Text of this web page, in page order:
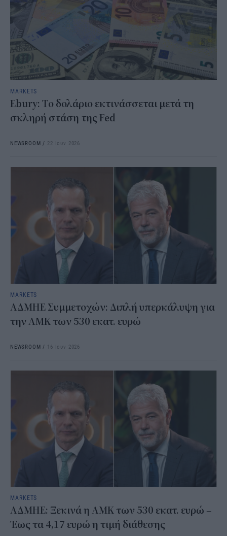
MARKETS
Ebury: Το δολάριο εκτινάσσεται μετά τη
σκληρή στάση της Fed
NEWSROOM / 22 Ιουν 2026
MARKETS
ΑΔΜΗΕ Συμμετοχών: Διπλή υπερκάλυψη για
την ΑΜΚ των 530 εκατ. ευρώ
NEWSROOM / 16 Ιουν 2026
MARKETS
ΑΔΜΗΕ: Ξεκινά η ΑΜΚ των 530 εκατ. ευρώ –
Έως τα 4,17 ευρώ η τιμή διάθεσης